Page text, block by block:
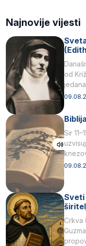
Najnovije vijesti
od
Sir
Sveti
Crkva